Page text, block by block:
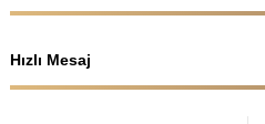
Hızlı Mesaj